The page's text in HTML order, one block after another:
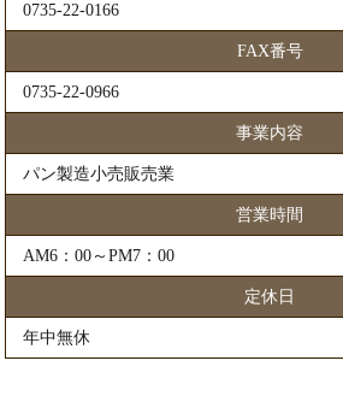
0735-22-0166
FAX番号
0735-22-0966
事業内容
パン製造小売販売業
営業時間
AM6：00～PM7：00
定休日
年中無休